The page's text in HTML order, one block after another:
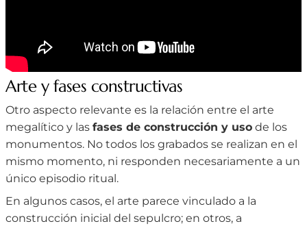
Arte y fases constructivas
Otro aspecto relevante es la relación entre el arte
megalítico y las fases de construcción y uso de los
monumentos. No todos los grabados se realizan en el
mismo momento, ni responden necesariamente a un
único episodio ritual.
En algunos casos, el arte parece vinculado a la
construcción inicial del sepulcro; en otros, a